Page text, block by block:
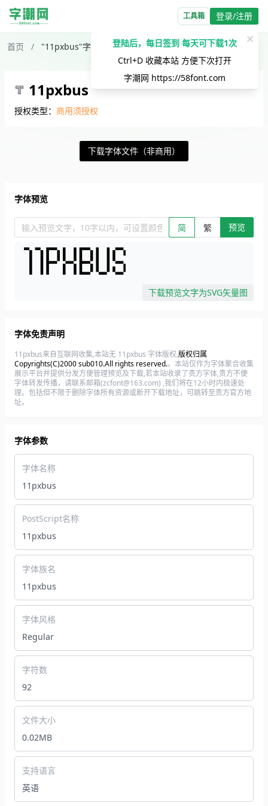
工具箱 登录/注册
登陆后，每日签到 每天可下载1次
Ctrl+D 收藏本站 方便下次打开
字潮网 https://58font.com
✕
首页 / "11pxbus"字体下载
11pxbus
授权类型： 商用须授权
下载字体文件（非商用）
字体预览
输入预览文字，10字以内，可设置颜色、大小、简繁。回车查看效
简 繁 预览
下载预览文字为SVG矢量图
字体免责声明
11pxbus来自互联网收集,本站无 11pxbus 字体版权,版权归属
Copyrights(C)2000 sub010.All rights reserved.。本站仅作为字体聚合收集
展示平台并提供分发方便管理预览及下载,若本站收录了贵方字体,贵方不便
字体转发传播，请联系邮箱(zcfont@163.com) ,我们将在12小时内极速处
理。包括但不限于删除字体所有资源或断开下载地址，可跳转至贵方官方地
址。
字体参数
字体名称
11pxbus
PostScript名称
11pxbus
字体族名
11pxbus
字体风格
Regular
字符数
92
文件大小
0.02MB
支持语言
英语